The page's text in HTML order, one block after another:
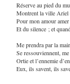
Réserve au pied du
Montrent la ville Ariel
Pour mon amour
Et du silence ; et
Me prendra par la
Se ressouviennent,
Ortie et l’ennemie
Eux, ils savent, ils